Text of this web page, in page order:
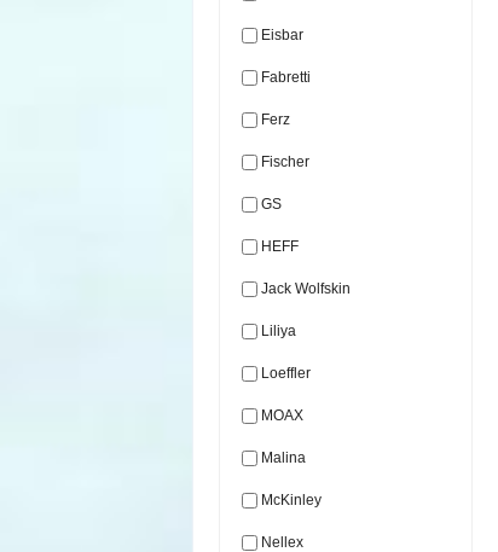
Eisbar
Fabretti
Ferz
Fischer
GS
HEFF
Jack Wolfskin
Liliya
Loeffler
MOAX
Malina
McKinley
Nellex